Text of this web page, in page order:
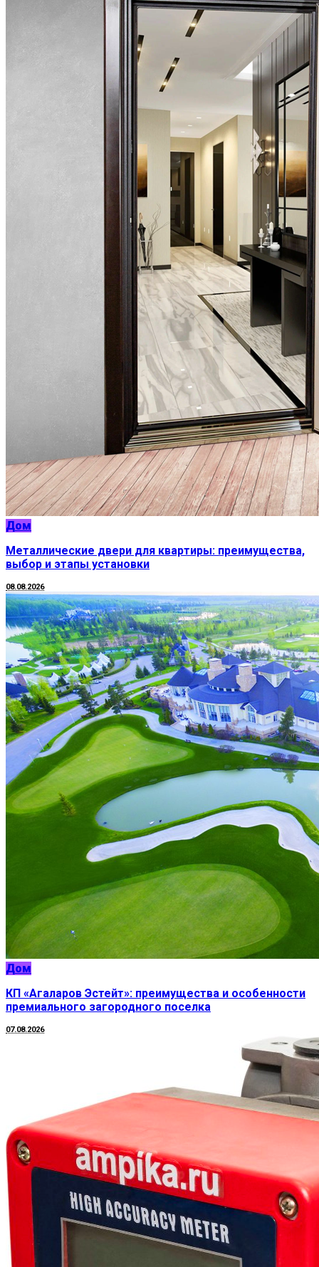
Дом
Металлические двери для квартиры: преимущества,
выбор и этапы установки
08.08.2026
Дом
КП «Агаларов Эстейт»: преимущества и особенности
премиального загородного поселка
07.08.2026